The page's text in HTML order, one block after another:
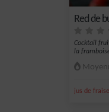
Red de
Cocktail
la
jus de fraise